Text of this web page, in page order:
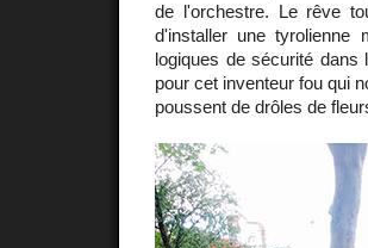
de l'orchestre. Le rêve
d'installer une tyrolienne
logiques de sécurité dans
pour cet inventeur fou qui
poussent de drôles de